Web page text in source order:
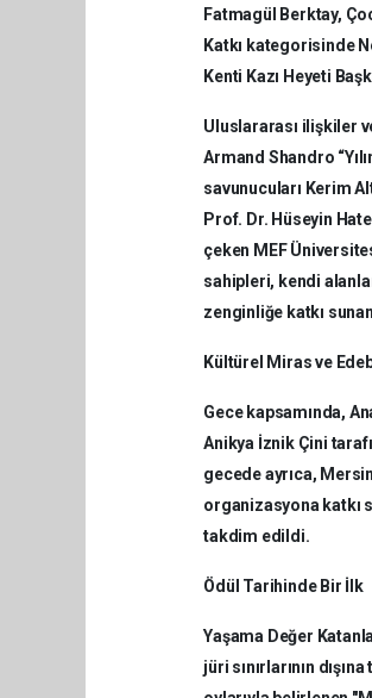
Fatmagül Berktay,
Katkı kategorisinde
Kenti Kazı Heyeti
Uluslararası ilişkiler
Armand Shandro
savunucuları Kerim
Prof. Dr. Hüseyin
çeken MEF
sahipleri, kendi
zenginliğe katkı
Kültürel Miras ve
Gece kapsamında,
Anikya İznik Çini
gecede ayrıca,
organizasyona katkı
takdim edildi.
Ödül Tarihinde Bir İlk
Yaşama Değer
jüri sınırlarının